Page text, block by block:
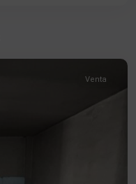
Venta